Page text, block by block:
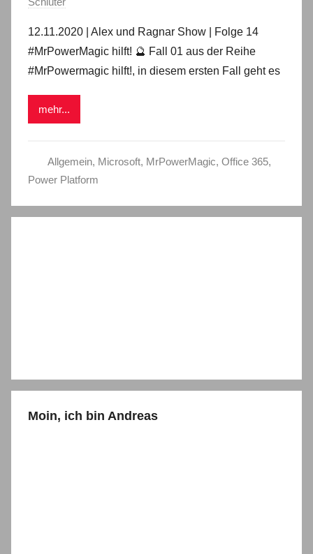
12.11.2020 | Alex und Ragnar Show | Folge 14
#MrPowerMagic hilft! 🔮 Fall 01 aus der Reihe
#MrPowermagic hilft!, in diesem ersten Fall geht es
mehr...
Allgemein, Microsoft, MrPowerMagic, Office 365,
Power Platform
Moin, ich bin Andreas